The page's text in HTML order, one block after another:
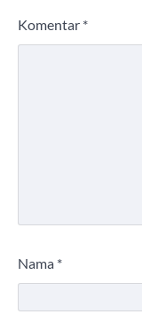
Komentar *
Nama *